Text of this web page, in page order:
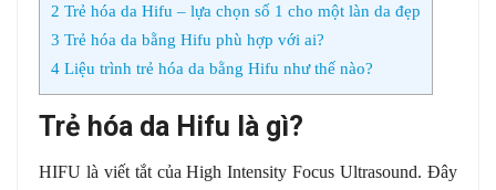
2 Trẻ hóa da Hifu – lựa chọn số 1 cho một làn da đẹp
3 Trẻ hóa da bằng Hifu phù hợp với ai?
4 Liệu trình trẻ hóa da bằng Hifu như thế nào?
Trẻ hóa da Hifu là gì?
HIFU là viết tắt của High Intensity Focus Ultrasound. Đây